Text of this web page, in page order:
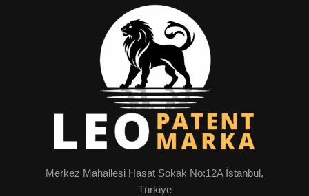
Merkez Mahallesi Hasat Sokak No:12A İstanbul,
Türkiye